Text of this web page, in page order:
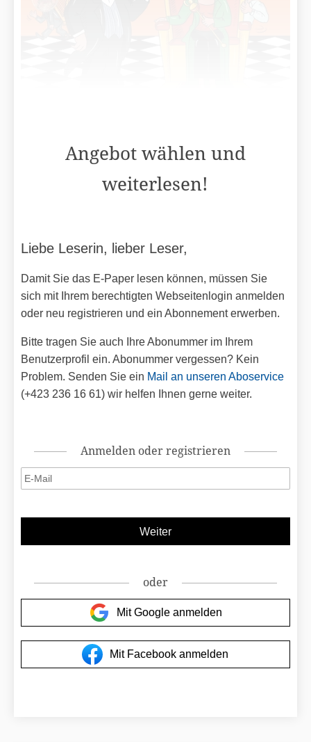
Angebot wählen und
weiterlesen!
Liebe Leserin, lieber Leser,
Damit Sie das E-Paper lesen können, müssen Sie
sich mit Ihrem berechtigten Webseitenlogin anmelden
oder neu registrieren und ein Abonnement erwerben.
Bitte tragen Sie auch Ihre Abonummer im Ihrem
Benutzerprofil ein. Abonummer vergessen? Kein
Problem. Senden Sie ein Mail an unseren Aboservice
(+423 236 16 61) wir helfen Ihnen gerne weiter.
Anmelden oder registrieren
oder
Mit Google anmelden
Mit Facebook anmelden